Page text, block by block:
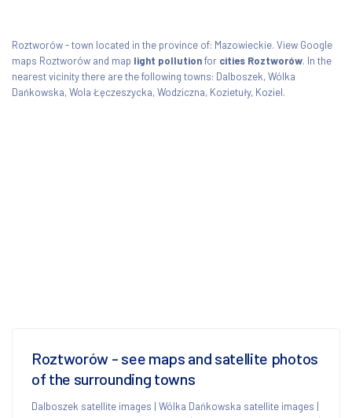
Roztworów - town located in the province of: Mazowieckie. View Google
maps Roztworów and map light pollutionfor cities Roztworów. In the
nearest vicinity there are the following towns: Dalboszek, Wólka
Dańkowska, Wola Łęczeszycka, Wodziczna, Kozietuły, Koziel.
Roztworów - see maps and satellite photos
of the surrounding towns
Dalboszek satellite images | Wólka Dańkowska satellite images |